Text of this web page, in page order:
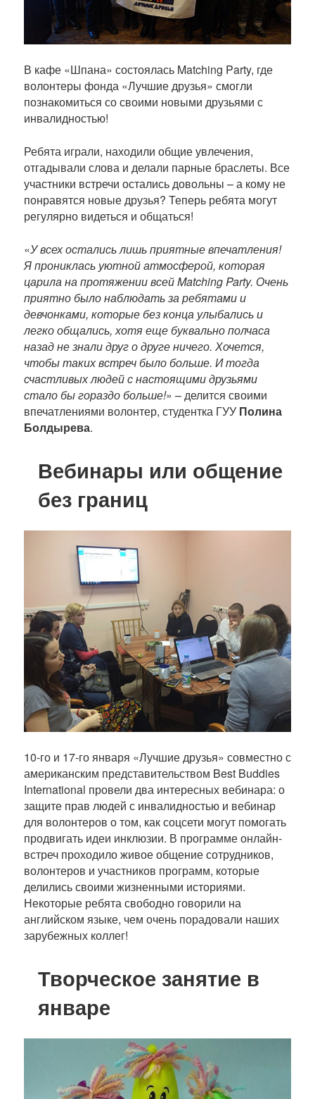
В кафе «Шпана» состоялась Matching Party, где
волонтеры фонда «Лучшие друзья» смогли
познакомиться со своими новыми друзьями с
инвалидностью!
Ребята играли, находили общие увлечения,
отгадывали слова и делали парные браслеты. Все
участники встречи остались довольны – а кому не
понравятся новые друзья? Теперь ребята могут
регулярно видеться и общаться!
«У всех остались лишь приятные впечатления!
Я прониклась уютной атмосферой, которая
царила на протяжении всей Matching Party. Очень
приятно было наблюдать за ребятами и
девчонками, которые без конца улыбались и
легко общались, хотя еще буквально полчаса
назад не знали друг о друге ничего. Хочется,
чтобы таких встреч было больше. И тогда
счастливых людей с настоящими друзьями
стало бы гораздо больше!» – делится своими
впечатлениями волонтер, студентка ГУУ Полина
Болдырева.
Вебинары или общение
без границ
10-го и 17-го января «Лучшие друзья» совместно с
американским представительством Best Buddies
International провели два интересных вебинара: о
защите прав людей с инвалидностью и вебинар
для волонтеров о том, как соцсети могут помогать
продвигать идеи инклюзии. В программе онлайн-
встреч проходило живое общение сотрудников,
волонтеров и участников программ, которые
делились своими жизненными историями.
Некоторые ребята свободно говорили на
английском языке, чем очень порадовали наших
зарубежных коллег!
Творческое занятие в
январе